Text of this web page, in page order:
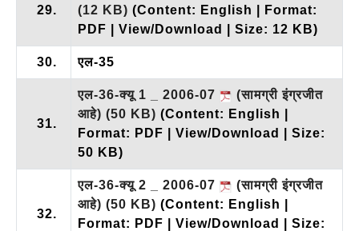
29.
(12 KB) (Content: English | Format:
PDF | View/Download | Size: 12 KB)
30. एल-35
31.
एल-36-क्यू 1 _ 2006-07
(सामग्री इंग्रजीत
आहे) (50 KB) (Content: English |
Format: PDF | View/Download | Size:
50 KB)
32.
एल-36-क्यू 2 _ 2006-07
(सामग्री इंग्रजीत
आहे) (50 KB) (Content: English |
Format: PDF | View/Download | Size: